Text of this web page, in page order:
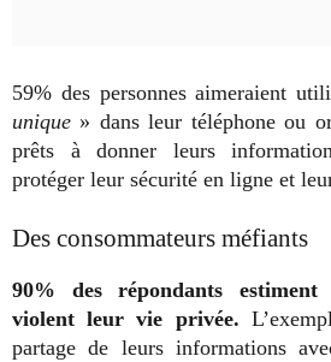
59% des personnes aimeraient
unique » dans leur téléphone ou
prêts à donner leurs
protéger leur sécurité en ligne et
Des consommateurs méfiants
90% des répondants
violent leur vie privée.
partage de leurs informations